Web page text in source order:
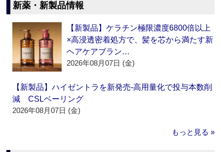
新薬・新製品情報
【新製品】ケラチン極限濃度6800倍以上
×高浸透密着処方で、髪を芯から満たす新
ヘアケアブラン…
2026年08月07日 (金)
【新製品】ハイゼントラを新発売‐高用量化で投与本数削
減 CSLベーリング
2026年08月07日 (金)
もっと見る »